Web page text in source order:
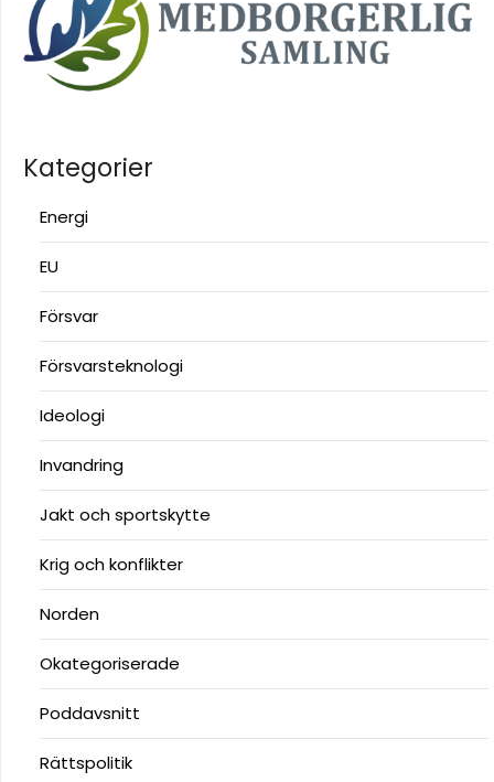
Kategorier
Energi
EU
Försvar
Försvarsteknologi
Ideologi
Invandring
Jakt och sportskytte
Krig och konflikter
Norden
Okategoriserade
Poddavsnitt
Rättspolitik